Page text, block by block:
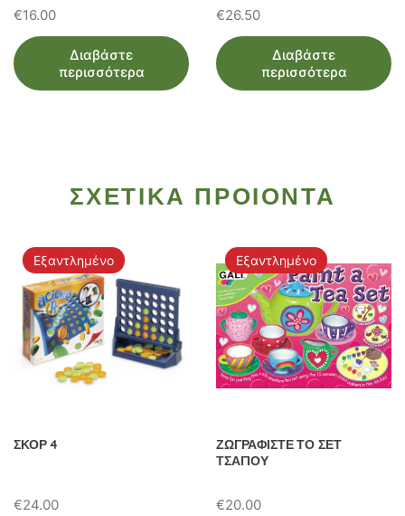
€16.00
Διαβάστε
περισσότερα
€26.50
Διαβάστε
περισσότερα
ΣΧΕΤΙΚΑ ΠΡΟΙΟΝΤΑ
Εξαντλημένο
ΣΚΟΡ 4
€24.00
Εξαντλημένο
ΖΩΓΡΑΦΙΣΤΕ ΤΟ ΣΕΤ
ΤΣΑΓΙΟΥ
€20.00